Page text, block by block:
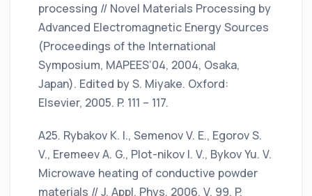
processing // Novel Materials Processing by
Advanced Electromagnetic Energy Sources
(Proceedings of the International
Symposium, MAPEES’04, 2004, Osaka,
Japan). Edited by S. Miyake. Oxford:
Elsevier, 2005. P. 111 – 117.
А25. Rybakov K. I., Semenov V. E., Egorov S.
V., Eremeev A. G., Plot-nikov I. V., Bykov Yu. V.
Microwave heating of conductive powder
materials // J. Appl. Phys. 2006. V. 99. P.